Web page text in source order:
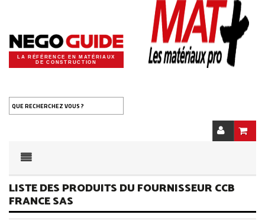
LA RÉFÉRENCE EN MATÉRIAUX
DE CONSTRUCTION
QUE RECHERCHEZ VOUS ?
LISTE DES PRODUITS DU FOURNISSEUR CCB
FRANCE SAS